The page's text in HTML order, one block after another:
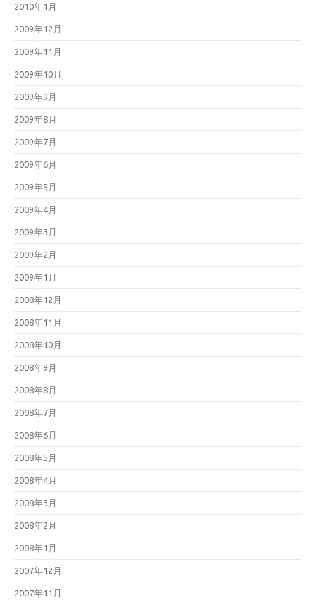
2010年1月
2009年12月
2009年11月
2009年10月
2009年9月
2009年8月
2009年7月
2009年6月
2009年5月
2009年4月
2009年3月
2009年2月
2009年1月
2008年12月
2008年11月
2008年10月
2008年9月
2008年8月
2008年7月
2008年6月
2008年5月
2008年4月
2008年3月
2008年2月
2008年1月
2007年12月
2007年11月